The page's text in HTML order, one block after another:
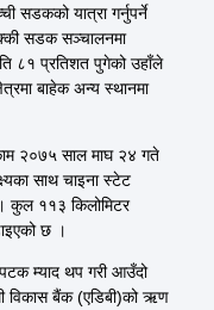
सडकको यात्रा गर्नुपर्ने
सडक सञ्चालनमा
८१ प्रतिशत पुगेको उहाँले
बाहेक अन्य स्थानमा
२०७५ साल माघ २४ गते
साथ चाइना स्टेट
कुल ११३ किलोमिटर
छ ।
म्याद थप गरी आउँदो
विकास बैंक (एडिबी)को ऋण